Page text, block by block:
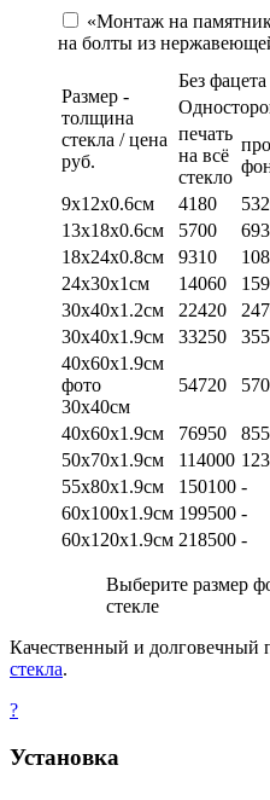
«Монтаж на
на болты из
Размер -
толщина
стекла / цена
руб.
Без фацета
печать
на всё
стекло
9х12х0.6см
4180
13х18х0.6см
5700
18х24х0.8см
9310
24х30х1см
14060
30х40х1.2см
22420
30х40х1.9см
33250
40х60х1.9см
фото
30х40см
54720
40х60х1.9см 76950
50х70х1.9см
114000
55х80х1.9см
150100 -
60х100х1.9см 199500 -
60х120х1.9см 218500 -
Выберите размер
стекле
Качественный и долговечный
стекла.
?
Установка